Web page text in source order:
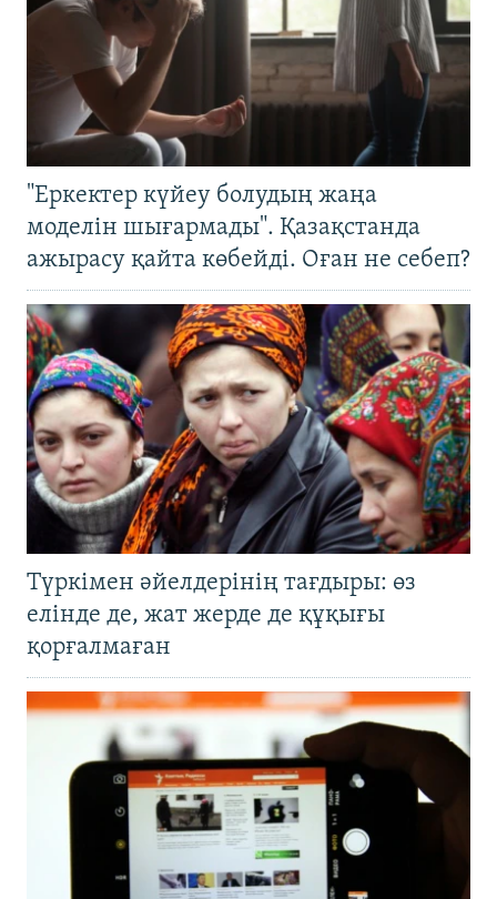
"Еркектер күйеу болудың жаңа
моделін шығармады". Қазақстанда
ажырасу қайта көбейді. Оған не себеп?
Түркімен әйелдерінің тағдыры: өз
елінде де, жат жерде де құқығы
қорғалмаған